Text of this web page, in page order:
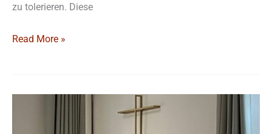
zu tolerieren. Diese
Read More »